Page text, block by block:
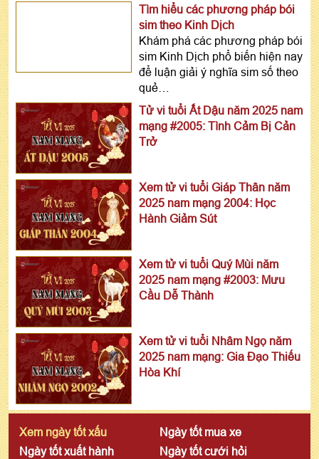
Tìm hiểu các phương pháp bói
sim theo Kinh Dịch
Khám phá các phương pháp bói
sim Kinh Dịch phổ biến hiện nay
để luận giải ý nghĩa sim số theo
quẻ…
Tử vi tuổi Ất Dậu năm 2025 nam
mạng #2005: Tình Cảm Bị Cản
Trở
Xem tử vi tuổi Giáp Thân năm
2025 nam mạng 2004: Học
Hành Giảm Sút
Xem tử vi tuổi Quý Mùi năm
2025 nam mạng #2003: Mưu
Cầu Dễ Thành
Xem tử vi tuổi Nhâm Ngọ năm
2025 nam mạng: Gia Đạo Thiếu
Hòa Khí
Xem ngày tốt xấu
Ngày tốt mua xe
Ngày tốt xuất hành
Ngày tốt cưới hỏi